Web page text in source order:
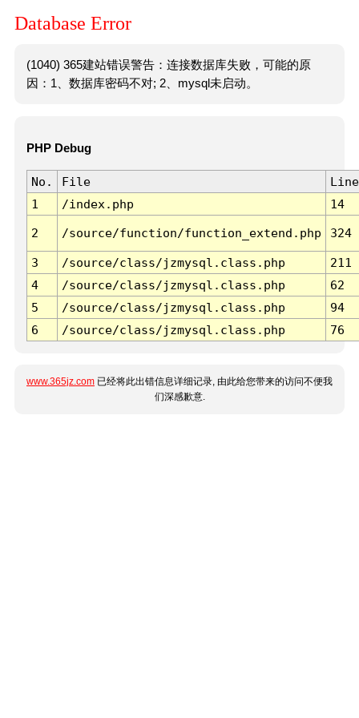
Database Error
(1040) 365建站错误警告：连接数据库失败，可能的原
因：1、数据库密码不对; 2、mysql未启动。
PHP Debug
No. File
Line
1
/index.php 14
2 /source/function/function_extend.php 324
3 /source/class/jzmysql.class.php
211
4
/source/class/jzmysql.class.php
62
5
/source/class/jzmysql.class.php
94
6
/source/class/jzmysql.class.php 76
www.365jz.com 已经将此出错信息详细记录, 由此给您带来的访问不便我
们深感歉意.